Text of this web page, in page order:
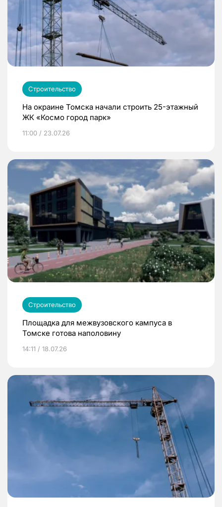
Строительство
На окраине Томска начали строить 25-этажный
ЖК «Космо город парк»
11:00 / 23.07.26
Строительство
Площадка для межвузовского кампуса в
Томске готова наполовину
14:11 / 18.07.26